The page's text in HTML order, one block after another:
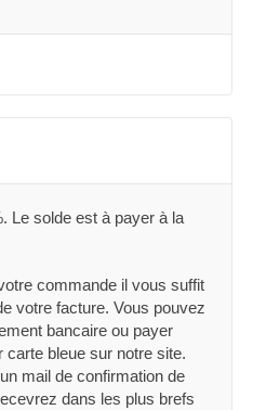
Le solde est à payer à la
commande il vous suffit
votre facture. Vous pouvez
bancaire ou payer
carte bleue sur notre site.
mail de confirmation de
dans les plus brefs